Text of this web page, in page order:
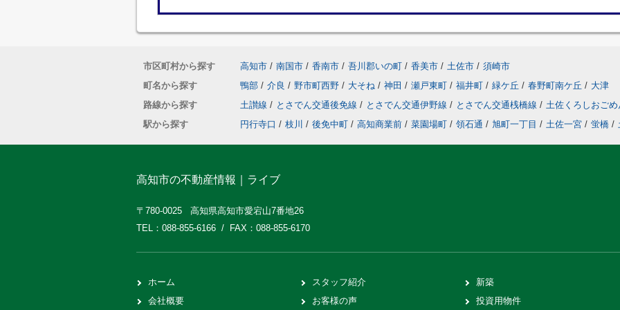
市区町村から探す 高知市 / 南国市 / 香南市 / 吾川郡いの町 / 香美市 / 土佐市 / 須崎市
町名から探す
鴨部 / 介良 / 野市町西野 / 大そね / 神田 / 瀬戸東町 / 福井町 / 緑ケ丘 / 春野町南ケ丘 / 大津
路線から探す
土讃線 / とさでん交通後免線 / とさでん交通伊野線 / とさでん交通桟橋線 / 土佐くろしおご
駅から探す
円行寺口 / 枝川 / 後免中町 / 高知商業前 / 菜園場町 / 領石通 / 旭町一丁目 / 土佐一宮 / 蛍橋 /
高知市の不動産情報｜ライブ
〒780-0025 高知県高知市愛宕山7番地26
TEL：088-855-6166 / FAX：088-855-6170
ホーム
会社概要
スタッフ紹介
お客様の声
新築
投資用物件